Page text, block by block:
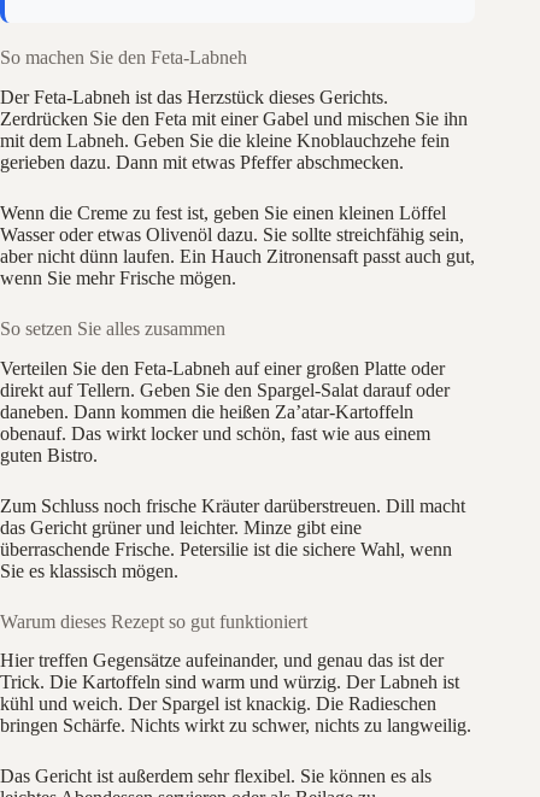
So machen Sie den Feta-Labneh
Der Feta-Labneh ist das Herzstück dieses Gerichts.
Zerdrücken Sie den Feta mit einer Gabel und mischen Sie ihn
mit dem Labneh. Geben Sie die kleine Knoblauchzehe fein
gerieben dazu. Dann mit etwas Pfeffer abschmecken.
Wenn die Creme zu fest ist, geben Sie einen kleinen Löffel
Wasser oder etwas Olivenöl dazu. Sie sollte streichfähig sein,
aber nicht dünn laufen. Ein Hauch Zitronensaft passt auch gut,
wenn Sie mehr Frische mögen.
So setzen Sie alles zusammen
Verteilen Sie den Feta-Labneh auf einer großen Platte oder
direkt auf Tellern. Geben Sie den Spargel-Salat darauf oder
daneben. Dann kommen die heißen Za’atar-Kartoffeln
obenauf. Das wirkt locker und schön, fast wie aus einem
guten Bistro.
Zum Schluss noch frische Kräuter darüberstreuen. Dill macht
das Gericht grüner und leichter. Minze gibt eine
überraschende Frische. Petersilie ist die sichere Wahl, wenn
Sie es klassisch mögen.
Warum dieses Rezept so gut funktioniert
Hier treffen Gegensätze aufeinander, und genau das ist der
Trick. Die Kartoffeln sind warm und würzig. Der Labneh ist
kühl und weich. Der Spargel ist knackig. Die Radieschen
bringen Schärfe. Nichts wirkt zu schwer, nichts zu langweilig.
Das Gericht ist außerdem sehr flexibel. Sie können es als